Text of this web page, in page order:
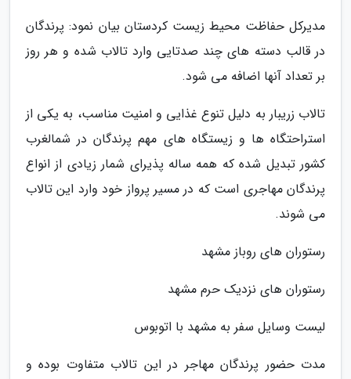
مدیرکل حفاظت محیط زیست کردستان بیان نمود: پرندگان
در قالب دسته های چند صدتایی وارد تالاب شده و هر روز
بر تعداد آنها اضافه می شود.
تالاب زریبار به دلیل تنوع غذایی و امنیت مناسب، به یکی از
استراحتگاه ها و زیستگاه های مهم پرندگان در شمالغرب
کشور تبدیل شده که همه ساله پذیرای شمار زیادی از انواع
پرندگان مهاجری است که در مسیر پرواز خود وارد این تالاب
می شوند.
رستوران های روباز مشهد
رستوران های نزدیک حرم مشهد
لیست وسایل سفر به مشهد با اتوبوس
مدت حضور پرندگان مهاجر در این تالاب متفاوت بوده و